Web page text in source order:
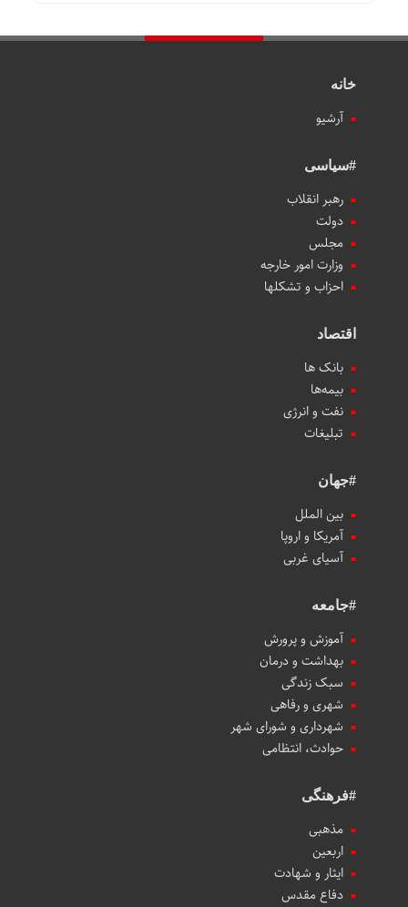
خانه
آرشیو
#سیاسی
رهبر انقلاب
دولت
مجلس
وزارت امور خارجه
احزاب و تشکلها
اقتصاد
بانک ها
بیمه‌ها
نفت و انرژی
تبلیغات
#جهان
بین الملل
آمریکا و اروپا
آسیای غربی
#جامعه
آموزش و پرورش
بهداشت و درمان
سبک زندگی
شهری و رفاهی
شهرداری و شورای شهر
حوادث، انتظامی
#فرهنگی
مذهبی
اربعین
ایثار و شهادت
دفاع مقدس